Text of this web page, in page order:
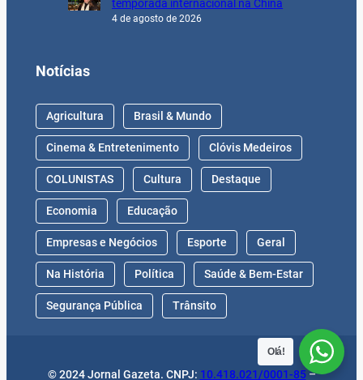
temporada internacional na China
4 de agosto de 2026
Notícias
Agricultura Brasil & Mundo
Cinema & Entretenimento Clóvis Medeiros
COLUNISTAS Cultura Destaque
Economia Educação
Empresas e Negócios Esporte Geral
Na História Política Saúde & Bem-Estar
Segurança Pública Trânsito
© 2024 Jornal Gazeta. CNPJ: 10.418.021/0001-85–
Olá!